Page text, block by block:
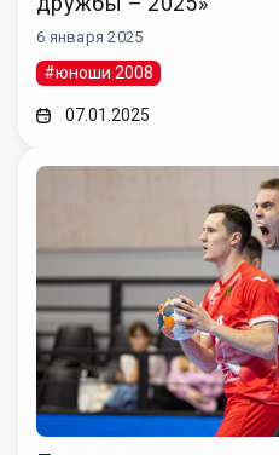
6 января 2025
#юноши 2008
07.01.2025